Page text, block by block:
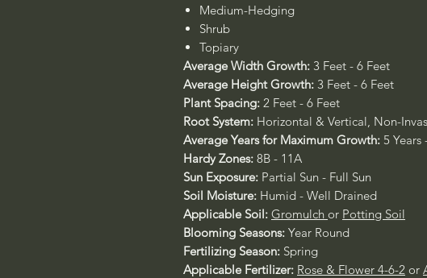
Medium-Hedging
Shrub
Topiary
Average Width Growth: 3 Feet - 6 Feet
Average Height Growth: 3 Feet - 6 Feet
Plant Spacing: 2 Feet - 6 Feet
Root System: Horizontal & Vertical, Non-
Average Years for Maximum Growth: 5 Years
Hardy Zones: 8B - 11A
Sun Exposure: Partial Sun - Full Sun
Soil Moisture: Humid - Well Drained
Applicable Soil: Gromulch or Potting Soil
Blooming Seasons: Year Round
Fertilizing Season: Spring
Applicable Fertilizer: Rose & Flower 4-6-2 or